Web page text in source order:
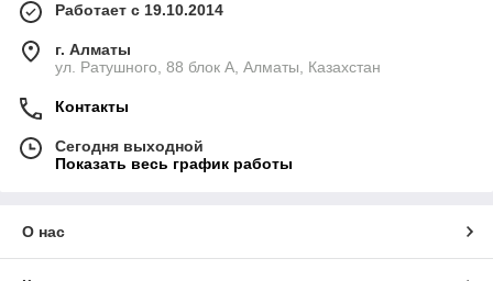
Работает с 19.10.2014
г. Алматы
ул. Ратушного, 88 блок A, Алматы, Казахстан
Контакты
Сегодня выходной
Показать весь график работы
О нас